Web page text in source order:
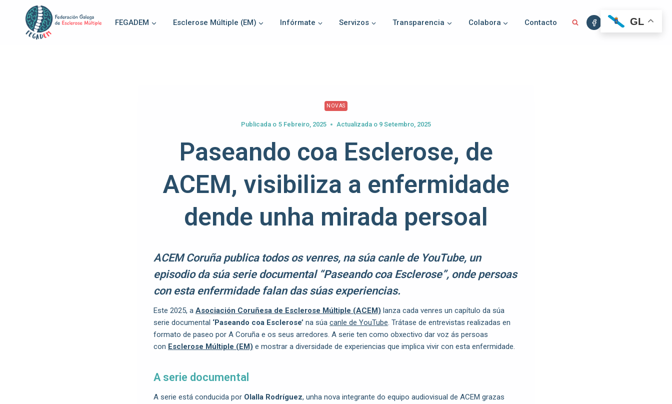
FEGADEM Esclerose Múltiple (EM) Infórmate Servizos Transparencia Colabora Contacto
NOVAS
Publicada o 5 Febreiro, 2025 Actualizada o 9 Setembro, 2025
Paseando coa Esclerose, de
ACEM, visibiliza a enfermidade
dende unha mirada persoal
ACEM Coruña publica todos os venres, na súa canle de YouTube, un
episodio da súa serie documental “Paseando coa Esclerose”, onde persoas
con esta enfermidade falan das súas experiencias.
Este 2025, a Asociación Coruñesa de Esclerose Múltiple (ACEM) lanza cada venres un capítulo da súa
serie documental ‘Paseando coa Esclerose’ na súa canle de YouTube. Trátase de entrevistas realizadas en
formato de paseo por A Coruña e os seus arredores. A serie ten como obxectivo dar voz ás persoas
con Esclerose Múltiple (EM) e mostrar a diversidade de experiencias que implica vivir con esta enfermidade.
A serie documental
A serie está conducida por Olalla Rodríguez, unha nova integrante do equipo audiovisual de ACEM grazas
GL